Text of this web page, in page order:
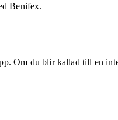
Benifex.
Om du blir kallad till en